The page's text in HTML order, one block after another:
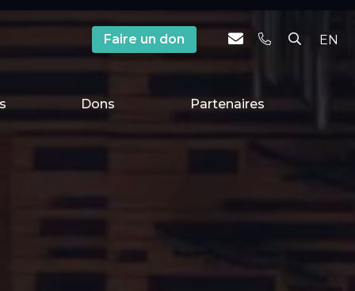
Faire un don EN
Dons Partenaires